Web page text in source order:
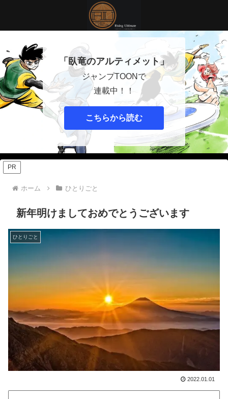
「臥竜のアルティメット」
ジャンプTOONで
連載中！！
こちらから読む
PR
ホーム ひとりごと
新年明けましておめでとうございます
ひとりごと
2022.01.01